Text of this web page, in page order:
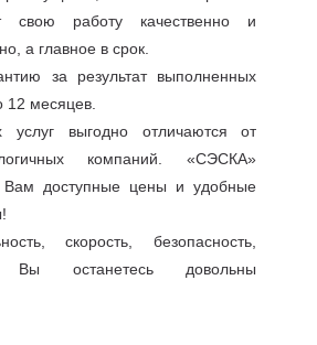
свою работу качественно и
а главное в срок.
за результат выполненных
12 месяцев.
выгодно отличаются от
компаний. «СЭСКА»
Вам доступные цены и удобные
скорость, безопасность,
Вы останетесь довольны